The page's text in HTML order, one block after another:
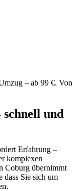
– ab 99 €. Von
und
Erfahrung –
komplexen
Coburg übernimmt
dass Sie sich um